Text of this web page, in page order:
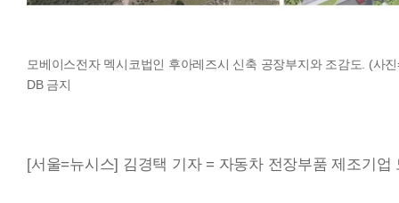
모베이스전자 멕시코법인 후아레즈시 신축 공장부지와 조감도. (사
DB 금지
[서울=뉴시스] 김경택 기자 = 자동차 전장부품 제조기업